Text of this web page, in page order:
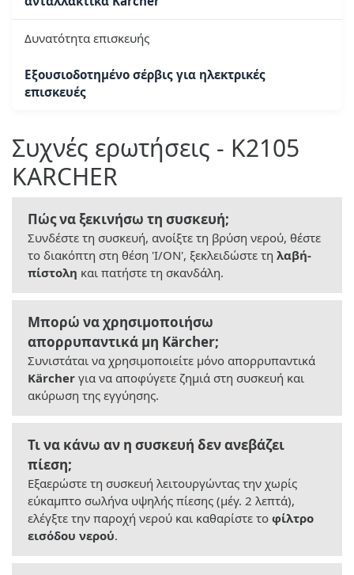
Δυνατότητα επισκευής
Εξουσιοδοτημένο σέρβις για ηλεκτρικές
επισκευές
Συχνές ερωτήσεις - K2105
KARCHER
Πώς να ξεκινήσω τη συσκευή;
Συνδέστε τη συσκευή, ανοίξτε τη βρύση νερού, θέστε
το διακόπτη στη θέση 'I/ON', ξεκλειδώστε τη λαβή-
πίστολη και πατήστε τη σκανδάλη.
Μπορώ να χρησιμοποιήσω
απορρυπαντικά μη Kärcher;
Συνιστάται να χρησιμοποιείτε μόνο απορρυπαντικά
Kärcher για να αποφύγετε ζημιά στη συσκευή και
ακύρωση της εγγύησης.
Τι να κάνω αν η συσκευή δεν ανεβάζει
πίεση;
Εξαερώστε τη συσκευή λειτουργώντας την χωρίς
εύκαμπτο σωλήνα υψηλής πίεσης (μέγ. 2 λεπτά),
ελέγξτε την παροχή νερού και καθαρίστε το φίλτρο
εισόδου νερού.